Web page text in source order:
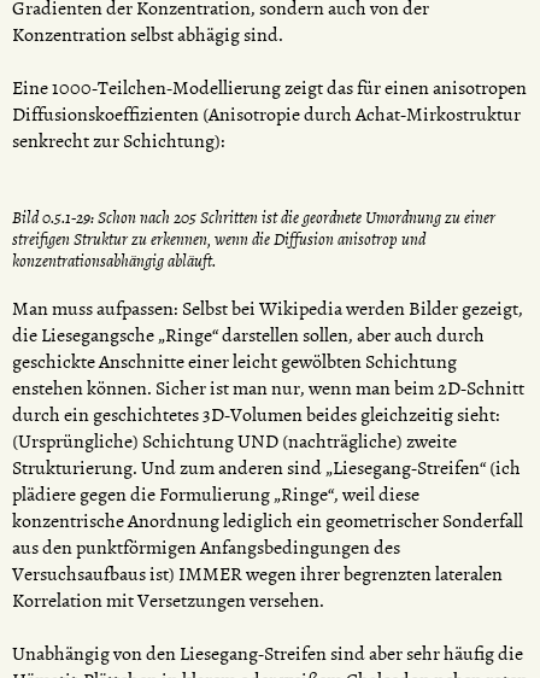
Gradienten der Konzentration, sondern auch von der
Konzentration selbst abhägig sind.
Eine 1000-Teilchen-Modellierung zeigt das für einen anisotropen
Diffusionskoeffizienten (Anisotropie durch Achat-Mirkostruktur
senkrecht zur Schichtung):
Bild 0.5.1-29: Schon nach 205 Schritten ist die geordnete Umordnung zu einer
streifigen Struktur zu erkennen, wenn die Diffusion anisotrop und
konzentrationsabhängig abläuft.
Man muss aufpassen: Selbst bei Wikipedia werden Bilder gezeigt,
die Liesegangsche „Ringe“ darstellen sollen, aber auch durch
geschickte Anschnitte einer leicht gewölbten Schichtung
enstehen können. Sicher ist man nur, wenn man beim 2D-Schnitt
durch ein geschichtetes 3D-Volumen beides gleichzeitig sieht:
(Ursprüngliche) Schichtung UND (nachträgliche) zweite
Strukturierung. Und zum anderen sind „Liesegang-Streifen“ (ich
plädiere gegen die Formulierung „Ringe“, weil diese
konzentrische Anordnung lediglich ein geometrischer Sonderfall
aus den punktförmigen Anfangsbedingungen des
Versuchsaufbaus ist) IMMER wegen ihrer begrenzten lateralen
Korrelation mit Versetzungen versehen.
Unabhängig von den Liesegang-Streifen sind aber sehr häufig die